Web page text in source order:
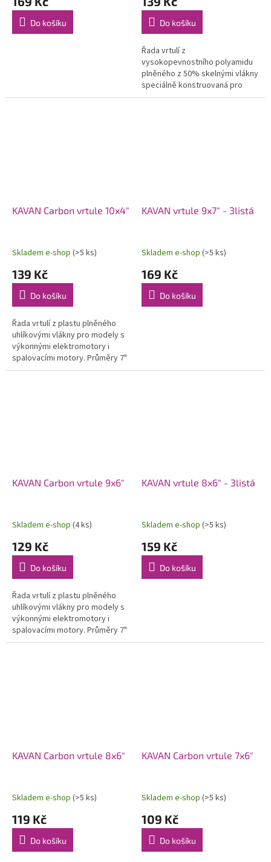
Do košíku Do košíku
Řada vrtulí z
vysokopevnostního polyamidu
plněného z 50% skelnými vlákny
speciálně konstruovaná pro
modely se spalovacími motory.
KAVAN Carbon vrtule 10x4"
Skladem e-shop (>5 ks)
139 Kč
Do košíku
Řada vrtulí z plastu plněného
uhlíkovými vlákny pro modely s
výkonnými elektromotory i
spalovacími motory. Průměry 7"
až 14".
KAVAN vrtule 9x7" - 3listá
Skladem e-shop (>5 ks)
169 Kč
Do košíku
KAVAN Carbon vrtule 9x6"
Skladem e-shop (4 ks)
129 Kč
Do košíku
Řada vrtulí z plastu plněného
uhlíkovými vlákny pro modely s
výkonnými elektromotory i
spalovacími motory. Průměry 7"
až 14".
KAVAN vrtule 8x6" - 3listá
Skladem e-shop (>5 ks)
159 Kč
Do košíku
KAVAN Carbon vrtule 8x6"
Skladem e-shop (>5 ks)
119 Kč
Do košíku
KAVAN Carbon vrtule 7x6"
Skladem e-shop (>5 ks)
109 Kč
Do košíku